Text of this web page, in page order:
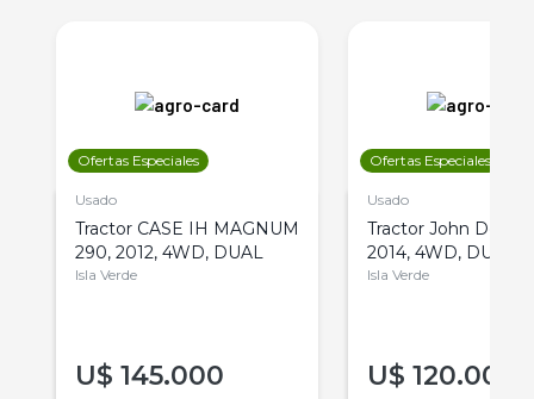
Ofertas Especiales
Usado
Tractor CASE IH MAGNUM
290, 2012, 4WD, DUAL
Isla Verde
U$ 145.000
Ofertas Especiales
Usado
Tractor John Deere
2014, 4WD, DUAL
Isla Verde
U$ 120.000